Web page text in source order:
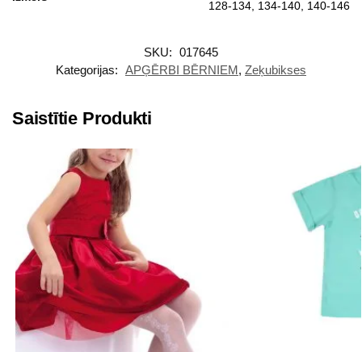
128-134, 134-140, 140-146
SKU: 017645
Kategorijas: APĢĒRBI BĒRNIEM, Zeķubikses
Saistītie Produkti